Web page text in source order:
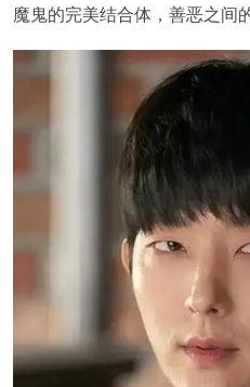
魔鬼的完美结合体，善恶之间